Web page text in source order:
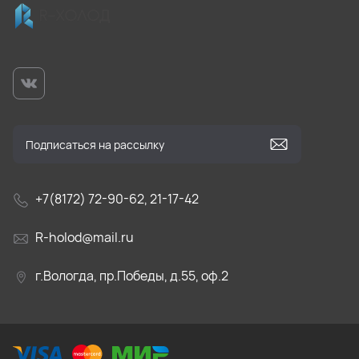
+7(8172) 72-90-62, 21-17-42
R-holod@mail.ru
г.Вологда, пр.Победы, д.55, оф.2